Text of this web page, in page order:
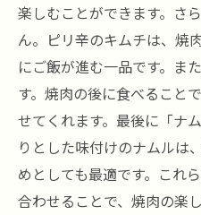
楽しむことができます。さ
ん。ピリ辛のキムチは、焼
にご飯が進む一品です。ま
す。焼肉の後に食べること
せてくれます。最後に「ナ
りとした味付けのナムルは
めとしても最適です。これ
合わせることで、焼肉の楽